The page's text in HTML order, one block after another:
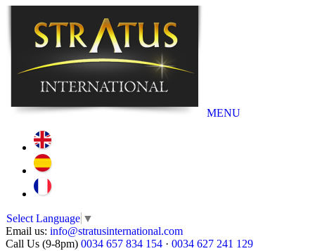
MENU
Select Language ▼
Email us: info@stratusinternational.com
Call Us (9-8pm) 0034 657 834 154 · 0034 627 241 129